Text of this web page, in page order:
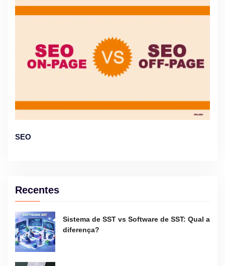
SEO
Recentes
Sistema de SST vs Software de SST: Qual a
diferença?